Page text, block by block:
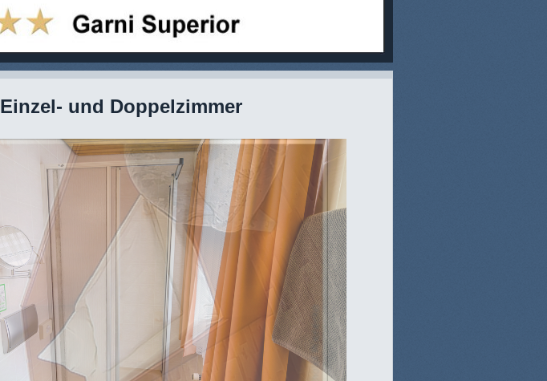
Einzel- und Doppelzimmer